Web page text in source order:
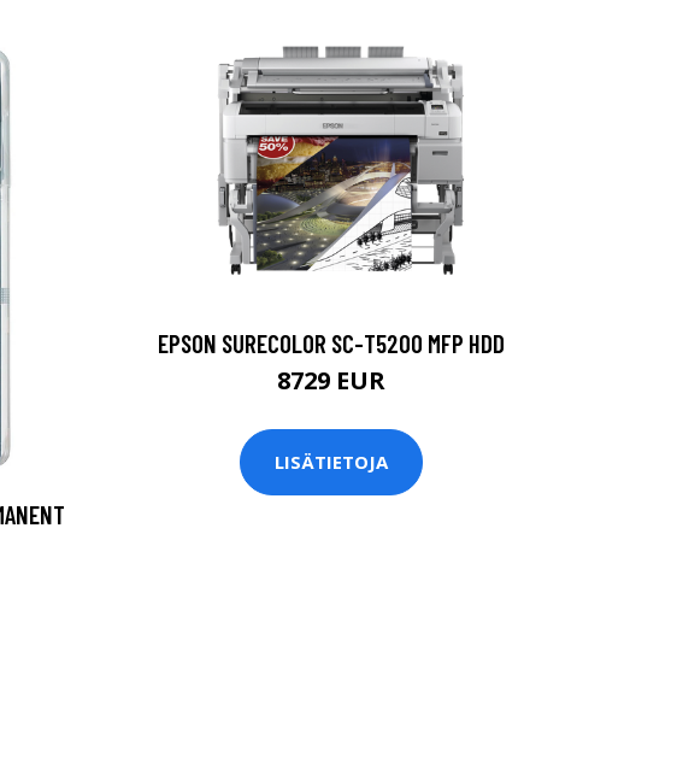
EPSON SURECOLOR SC-T5200 MFP HDD
8729 EUR
LISÄTIETOJA